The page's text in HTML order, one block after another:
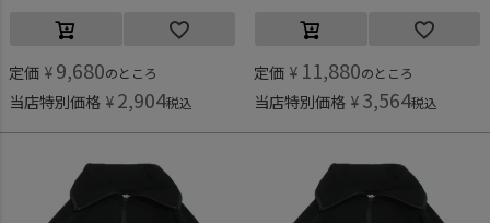
定価 ¥ 9,680のところ
当店特別価格 ¥ 2,904税込
定価 ¥ 11,880のところ
当店特別価格 ¥ 3,564税込